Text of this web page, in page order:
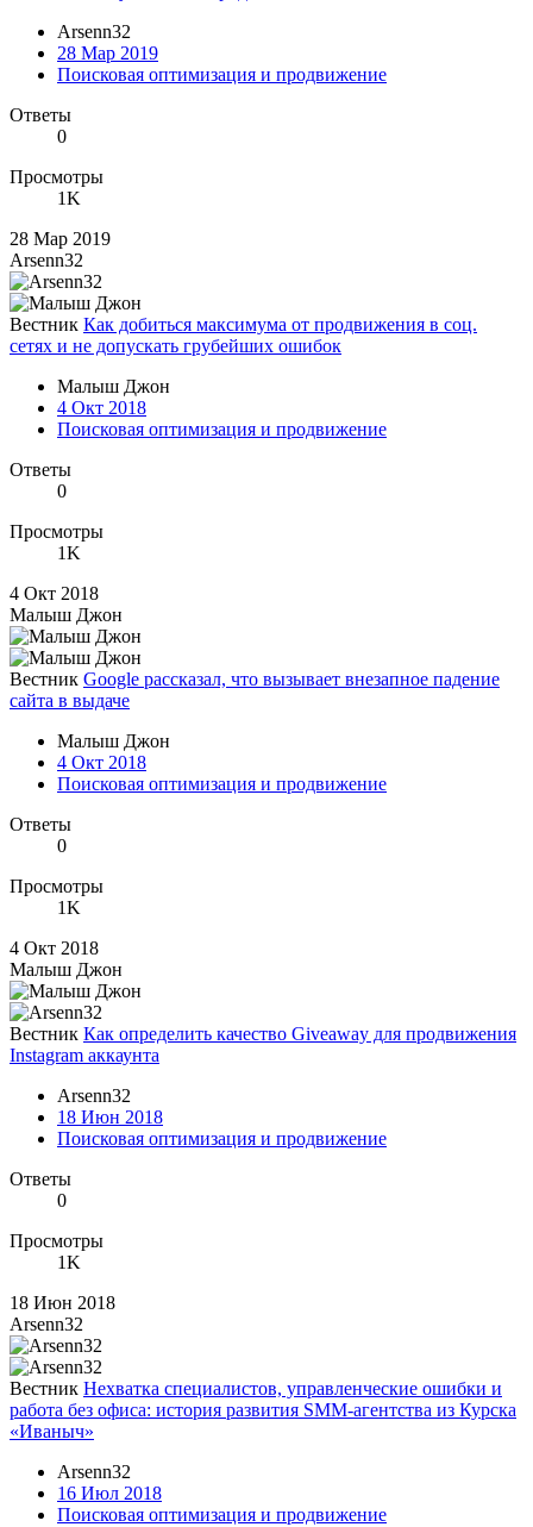
Arsenn32
28 Мар 2019
Поисковая оптимизация и продвижение
Ответы
0
Просмотры
1K
28 Мар 2019
Arsenn32
Вестник Как добиться максимума от продвижения в соц.
сетях и не допускать грубейших ошибок
Малыш Джон
4 Окт 2018
Поисковая оптимизация и продвижение
Ответы
0
Просмотры
1K
4 Окт 2018
Малыш Джон
Вестник Google рассказал, что вызывает внезапное падение
сайта в выдаче
Малыш Джон
4 Окт 2018
Поисковая оптимизация и продвижение
Ответы
0
Просмотры
1K
4 Окт 2018
Малыш Джон
Вестник Как определить качество Giveaway для продвижения
Instagram аккаунта
Arsenn32
18 Июн 2018
Поисковая оптимизация и продвижение
Ответы
0
Просмотры
1K
18 Июн 2018
Arsenn32
Вестник Нехватка специалистов, управленческие ошибки и
работа без офиса: история развития SMM-агентства из Курска
«Иваныч»
Arsenn32
16 Июл 2018
Поисковая оптимизация и продвижение